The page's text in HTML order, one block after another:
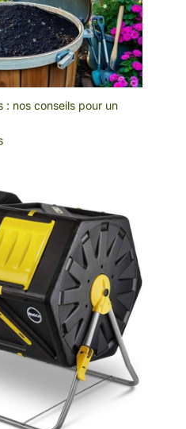
: nos conseils pour un